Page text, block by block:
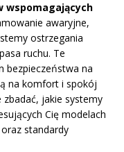
wspomagających
awaryjne,
ostrzegania
ruchu. Te
bezpieczeństwa na
na komfort i spokój
zbadać, jakie systemy
Cię modelach
standardy